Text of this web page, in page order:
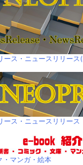
ース・ニュースリリー
ース・ニュースリリース
マンガ・絵本